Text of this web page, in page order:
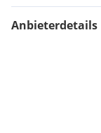
Anbieterdetails